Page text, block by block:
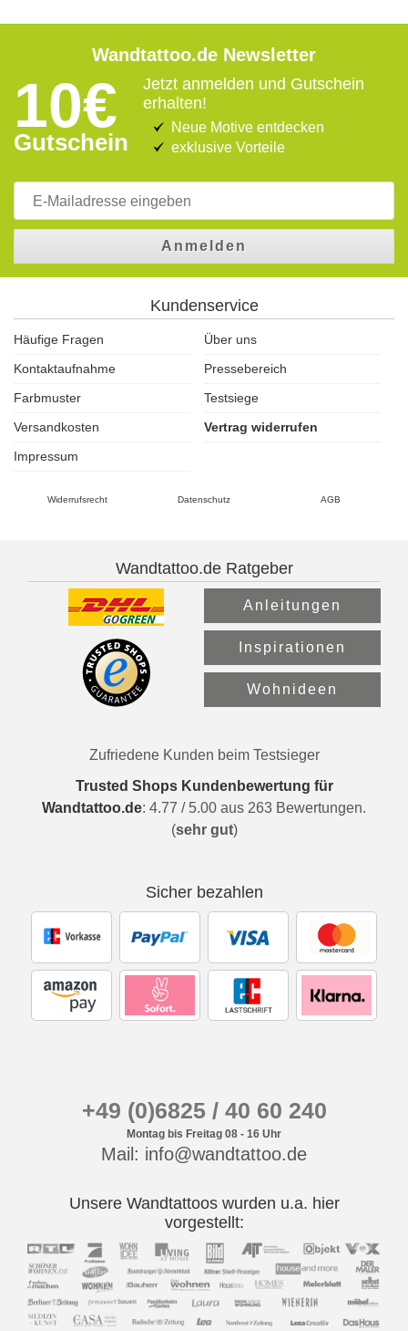
Wandtattoo.de Newsletter
10€
Gutschein
Jetzt anmelden und Gutschein
erhalten!
Neue Motive entdecken
exklusive Vorteile
Anmelden
Kundenservice
Häufige Fragen
Über uns
Kontaktaufnahme
Pressebereich
Farbmuster
Testsiege
Versandkosten
Vertrag widerrufen
Impressum
Widerrufsrecht Datenschutz AGB
Wandtattoo.de Ratgeber
Anleitungen
Inspirationen
Wohnideen
Zufriedene Kunden beim Testsieger
Trusted Shops Kundenbewertung für
Wandtattoo.de: 4.77 / 5.00 aus 263 Bewertungen.
(sehr gut)
Sicher bezahlen
+49 (0)6825 / 40 60 240
Montag bis Freitag 08 - 16 Uhr
Mail: info@wandtattoo.de
Unsere Wandtattoos wurden u.a. hier
vorgestellt: